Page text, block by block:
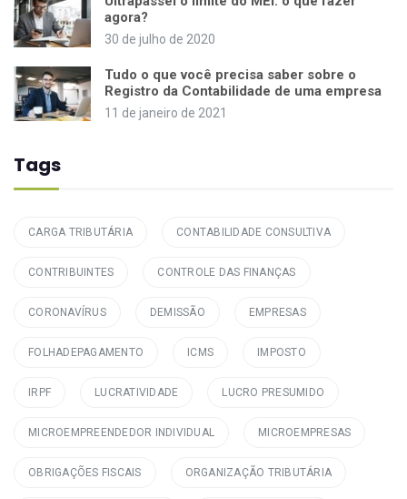
agora?
30 de julho de 2020
Tudo o que você precisa saber sobre o
Registro da Contabilidade de uma empresa
11 de janeiro de 2021
Tags
CARGA TRIBUTÁRIA CONTABILIDADE CONSULTIVA
CONTRIBUINTES CONTROLE DAS FINANÇAS
CORONAVÍRUS DEMISSÃO EMPRESAS
FOLHADEPAGAMENTO ICMS IMPOSTO
IRPF LUCRATIVIDADE LUCRO PRESUMIDO
MICROEMPREENDEDOR INDIVIDUAL MICROEMPRESAS
OBRIGAÇÕES FISCAIS ORGANIZAÇÃO TRIBUTÁRIA